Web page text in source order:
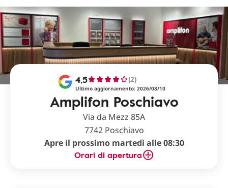
Amplifon Poschiavo
4,5 (2)
Ultimo aggiornamento: 2026/08/10
Via da Mezz 85A
7742 Poschiavo
Apre il prossimo martedì alle 08:30
Orari di apertura